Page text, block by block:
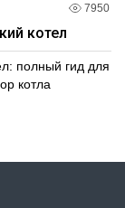
7950
котел
полный гид для
котла